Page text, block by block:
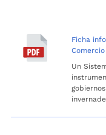
Ficha
Un